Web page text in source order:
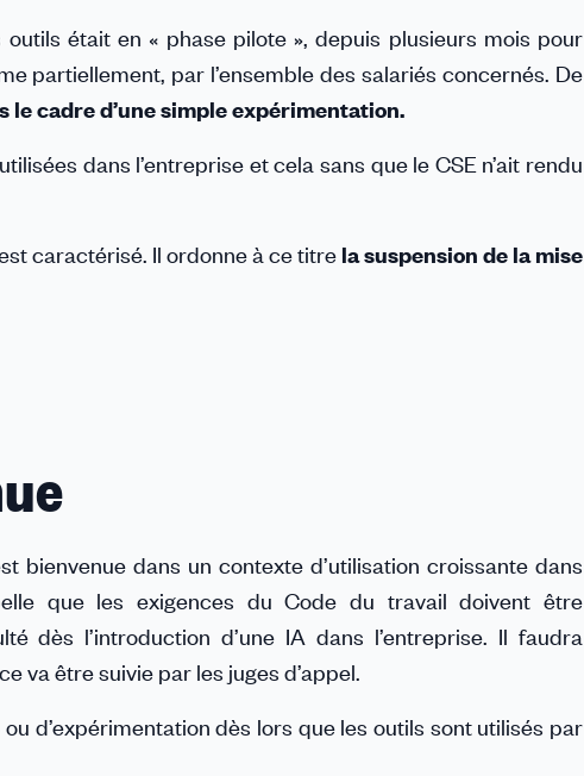
était en « phase pilote », depuis plusieurs mois pour
partiellement, par l’ensemble des salariés concernés. De
le cadre d’une simple expérimentation.
dans l’entreprise et cela sans que le CSE n’ait rendu
caractérisé. Il ordonne à ce titre la suspension de la mise
dans un contexte d’utilisation croissante dans
que les exigences du Code du travail doivent être
dès l’introduction d’une IA dans l’entreprise. Il faudra
va être suivie par les juges d’appel.
d’expérimentation dès lors que les outils sont utilisés par